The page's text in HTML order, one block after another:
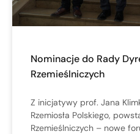
Nominacje do Rady
Rzemieślniczych
Z inicjatywy prof. Jana
Rzemiosła Polskiego,
Rzemieślniczych – nowe